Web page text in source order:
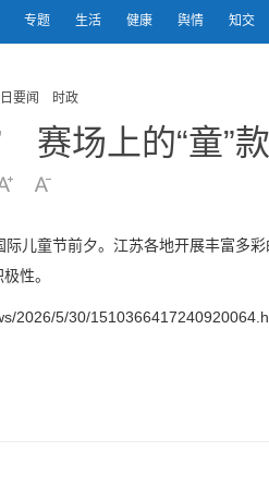
专题 生活 健康 舆情 知交
要闻 时政
赛场上的“童”
际儿童节前夕。江苏各地开展丰富多
性。
2026/5/30/